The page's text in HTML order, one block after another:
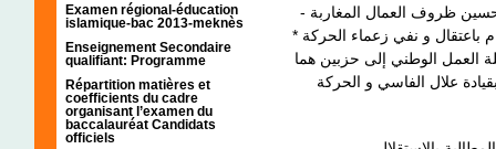
Examen régional-éducation
islamique-bac 2013-meknès
Enseignement Secondaire
qualifiant: Programme
Répartition matières et
coefficients du cadre
organisant l’examen du
baccalauréat Candidats
officiels
* غير أن الاستعمار رفض الاستجابة لهذه المطالب ، و قام باعتقال و نفي زعماء الحركة
كتلة العمل الوطني إلى حزبين هما
علال الفاسي و الحركة